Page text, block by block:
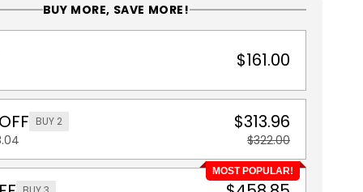
BUY MORE, SAVE MORE!
$161.00
BUY 2 $313.96
$322.00
MOST POPULAR!